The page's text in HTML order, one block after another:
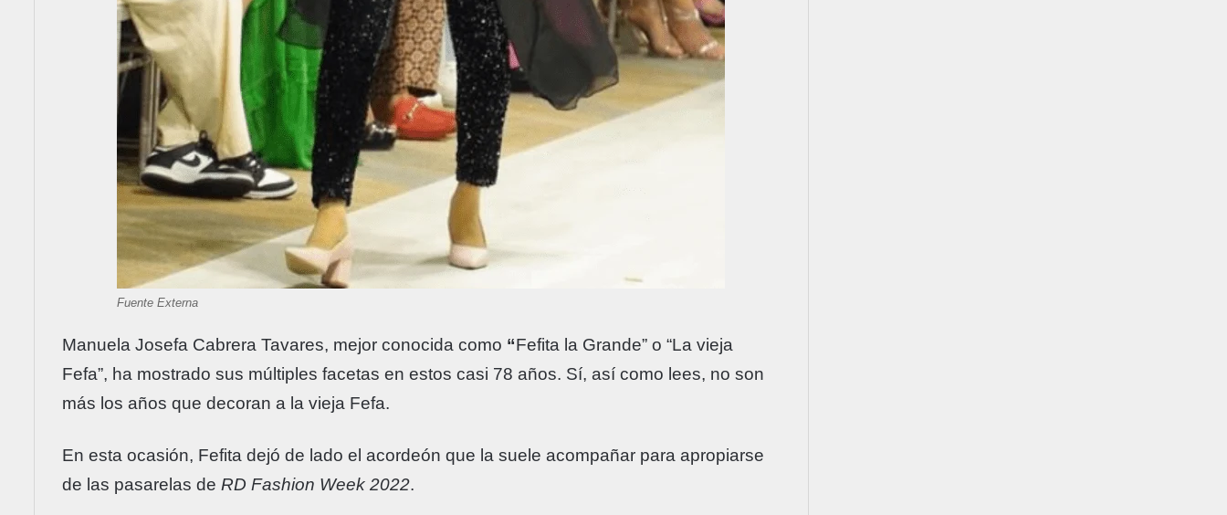
Fuente Externa
Manuela Josefa Cabrera Tavares, mejor conocida como “Fefita la Grande” o “La vieja
Fefa”, ha mostrado sus múltiples facetas en estos casi 78 años. Sí, así como lees, no son
más los años que decoran a la vieja Fefa.
En esta ocasión, Fefita dejó de lado el acordeón que la suele acompañar para apropiarse
de las pasarelas de RD Fashion Week 2022.